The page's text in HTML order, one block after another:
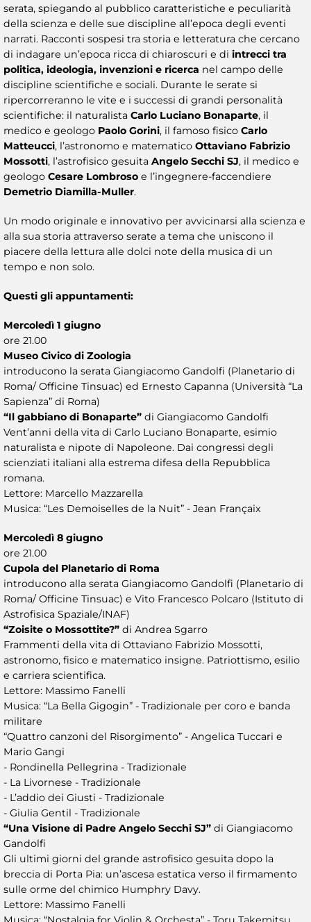
serata, spiegando al pubblico caratteristiche e peculiarità
della scienza e delle sue discipline all’epoca degli eventi
narrati. Racconti sospesi tra storia e letteratura che cercano
di indagare un’epoca ricca di chiaroscuri e di intrecci tra
politica, ideologia, invenzioni e ricerca nel campo delle
discipline scientifiche e sociali. Durante le serate si
ripercorreranno le vite e i successi di grandi personalità
scientifiche: il naturalista Carlo Luciano Bonaparte, il
medico e geologo Paolo Gorini, il famoso fisico Carlo
Matteucci, l’astronomo e matematico Ottaviano Fabrizio
Mossotti, l’astrofisico gesuita Angelo Secchi SJ, il medico e
geologo Cesare Lombroso e l’ingegnere-faccendiere
Demetrio Diamilla-Muller.
Un modo originale e innovativo per avvicinarsi alla scienza e
alla sua storia attraverso serate a tema che uniscono il
piacere della lettura alle dolci note della musica di un
tempo e non solo.
Questi gli appuntamenti:
Mercoledì 1 giugno
ore 21.00
Museo Civico di Zoologia
introducono la serata Giangiacomo Gandolfi (Planetario di
Roma/ Officine Tinsuac) ed Ernesto Capanna (Università “La
Sapienza” di Roma)
“Il gabbiano di Bonaparte” di Giangiacomo Gandolfi
Vent’anni della vita di Carlo Luciano Bonaparte, esimio
naturalista e nipote di Napoleone. Dai congressi degli
scienziati italiani alla estrema difesa della Repubblica
romana.
Lettore: Marcello Mazzarella
Musica: “Les Demoiselles de la Nuit” - Jean Françaix
Mercoledì 8 giugno
ore 21.00
Cupola del Planetario di Roma
introducono alla serata Giangiacomo Gandolfi (Planetario di
Roma/ Officine Tinsuac) e Vito Francesco Polcaro (Istituto di
Astrofisica Spaziale/INAF)
“Zoisite o Mossottite?” di Andrea Sgarro
Frammenti della vita di Ottaviano Fabrizio Mossotti,
astronomo, fisico e matematico insigne. Patriottismo, esilio
e carriera scientifica.
Lettore: Massimo Fanelli
Musica: “La Bella Gigogin” - Tradizionale per coro e banda
militare
“Quattro canzoni del Risorgimento” - Angelica Tuccari e
Mario Gangi
- Rondinella Pellegrina - Tradizionale
- La Livornese - Tradizionale
- L’addio dei Giusti - Tradizionale
- Giulia Gentil - Tradizionale
“Una Visione di Padre Angelo Secchi SJ” di Giangiacomo
Gandolfi
Gli ultimi giorni del grande astrofisico gesuita dopo la
breccia di Porta Pia: un’ascesa estatica verso il firmamento
sulle orme del chimico Humphry Davy.
Lettore: Massimo Fanelli